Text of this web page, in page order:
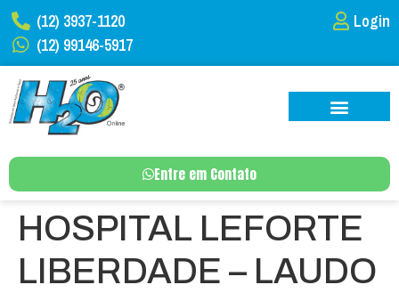
(12) 3937-1120
(12) 99146-5917
Login
Entre em Contato
HOSPITAL LEFORTE
LIBERDADE – LAUDO